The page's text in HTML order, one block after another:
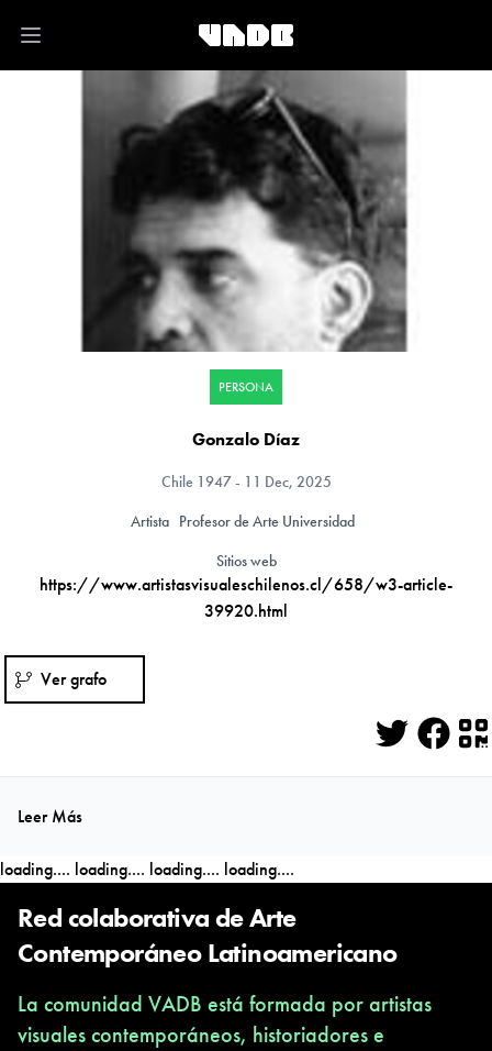
Open main menu
PERSONA
Gonzalo Díaz
Chile 1947 - 11 Dec, 2025
Artista Profesor de Arte Universidad
Sitios web
https://www.artistasvisualeschilenos.cl/658/w3-article-
39920.html
Ver grafo
Twitter
Leer Más
loading.... loading.... loading.... loading....
Red colaborativa de Arte
Contemporáneo Latinoamericano
La comunidad VADB está formada por artistas
visuales contemporáneos, historiadores e